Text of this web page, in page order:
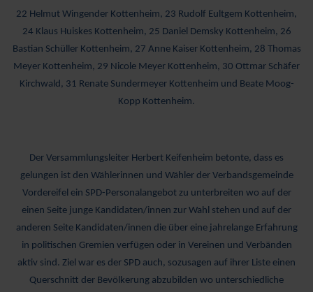
22 Helmut Wingender Kottenheim, 23 Rudolf Eultgem Kottenheim,
24 Klaus Huiskes Kottenheim, 25 Daniel Demsky Kottenheim, 26
Bastian Schüller Kottenheim, 27 Anne Kaiser Kottenheim, 28 Thomas
Meyer Kottenheim, 29 Nicole Meyer Kottenheim, 30 Ottmar Schäfer
Kirchwald, 31 Renate Sundermeyer Kottenheim und Beate Moog-
Kopp Kottenheim.
Der Versammlungsleiter Herbert Keifenheim betonte, dass es
gelungen ist den Wählerinnen und Wähler der Verbandsgemeinde
Vordereifel ein SPD-Personalangebot zu unterbreiten wo auf der
einen Seite junge Kandidaten/innen zur Wahl stehen und auf der
anderen Seite Kandidaten/innen die über eine jahrelange Erfahrung
in politischen Gremien verfügen oder in Vereinen und Verbänden
aktiv sind. Ziel war es der SPD auch, sozusagen auf ihrer Liste einen
Querschnitt der Bevölkerung abzubilden wo unterschiedliche